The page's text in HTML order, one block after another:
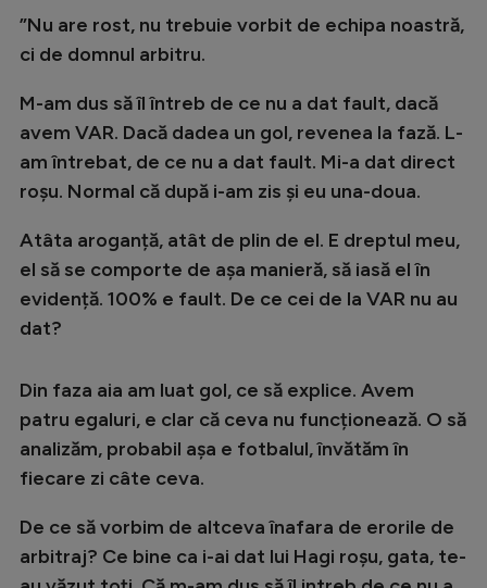
”Nu are rost, nu trebuie vorbit de echipa noastră,
ci de domnul arbitru.
M-am dus să îl întreb de ce nu a dat fault, dacă
avem VAR. Dacă dadea un gol, revenea la fază. L-
am întrebat, de ce nu a dat fault. Mi-a dat direct
roșu. Normal că după i-am zis și eu una-doua.
Atâta aroganță, atât de plin de el. E dreptul meu,
el să se comporte de așa manieră, să iasă el în
evidență. 100% e fault. De ce cei de la VAR nu au
dat?
Din faza aia am luat gol, ce să explice. Avem
patru egaluri, e clar că ceva nu funcționează. O să
analizăm, probabil așa e fotbalul, învătăm în
fiecare zi câte ceva.
De ce să vorbim de altceva înafara de erorile de
arbitraj? Ce bine ca i-ai dat lui Hagi roșu, gata, te-